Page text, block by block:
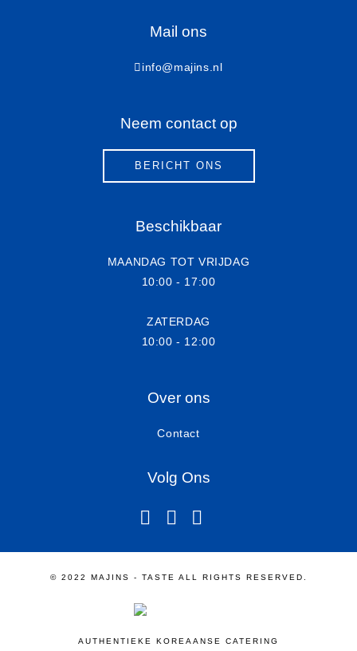
Mail ons
info@majins.nl
Neem contact op
BERICHT ONS
Beschikbaar
MAANDAG TOT VRIJDAG
10:00 - 17:00
ZATERDAG
10:00 - 12:00
Over ons
Contact
Volg Ons
instagram
facebook-f
© 2022 MAJINS - TASTE ALL RIGHTS RESERVED.
AUTHENTIEKE KOREAANSE CATERING